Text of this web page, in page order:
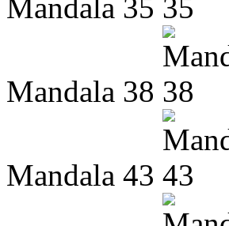
Mandala 35
Mandala 38
Mandala 43